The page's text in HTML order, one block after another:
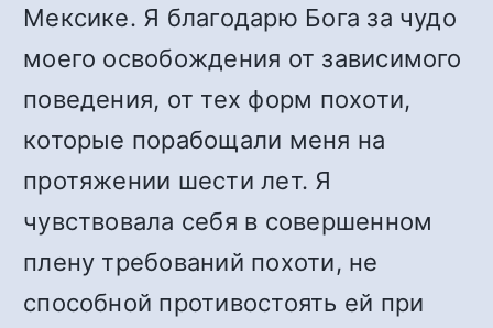
Мексике. Я благодарю Бога за чудо
моего освобождения от зависимого
поведения, от тех форм похоти,
которые порабощали меня на
протяжении шести лет. Я
чувствовала себя в совершенном
плену требований похоти, не
способной противостоять ей при